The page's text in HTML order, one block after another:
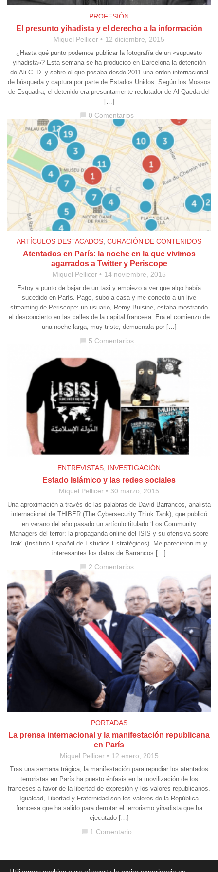
PROFESIÓN
El presunto yihadista y el derecho a la información
Miquel Pellicer 12 diciembre, 2015
¿Hasta qué punto podemos publicar la fotografía de un «supuesto
yihadista»? Esta semana se ha producido en Barcelona la detención
de Ali C. D. y sobre el que pesaba desde 2011 una orden internacional
de búsqueda y captura por parte de Estados Unidos. Según los Mossos
de Esquadra, el detenido era presuntamente reclutador de Al Qaeda del
[…]
0 Comentarios
ARTÍCULOS DESTACADOS CURACIÓN DE CONTENIDOS
Atentados en París: la noche en la que vivimos
agarrados a Twitter y Periscope
Miquel Pellicer 14 noviembre, 2015
Estoy a punto de bajar de un taxi y empiezo a ver que algo había
sucedido en París. Pago, subo a casa y me conecto a un live
streaming de Periscope: un usuario, Remy Buisine, estaba mostrando
el desconcierto en las calles de la capital francesa. Era el comienzo de
una noche larga, muy triste, demacrada por […]
5 Comentarios
ENTREVISTAS, INVESTIGACIÓN
Estado Islámico y las redes sociales
Miquel Pellicer 30 marzo, 2015
Una aproximación a través de las palabras de David Barrancos, analista
internacional de THIBER (The Cybersecurity Think Tank), que publicó
en verano del año pasado un artículo titulado ‘Los Community
Managers del terror: la propaganda online del ISIS y su ofensiva sobre
Irak‘ (Instituto Español de Estudios Estratégicos). Me parecieron muy
interesantes los datos de Barrancos […]
chat_bubble 2 Comentarios
PORTADAS
La prensa internacional y la manifestación republicana
en París
Miquel Pellicer 12 enero, 2015
Tras una semana trágica, la manifestación para repudiar los atentados
terroristas en París ha puesto énfasis en la movilización de los
franceses a favor de la libertad de expresión y los valores republicanos.
Igualdad, Libertad y Fraternidad son los valores de la República
francesa que ha salido para derrotar el terrorismo yihadista que ha
ejecutado […]
chat_bubble 1 Comentario
Aviso legal·Política de Privacidad·Política de Cookies